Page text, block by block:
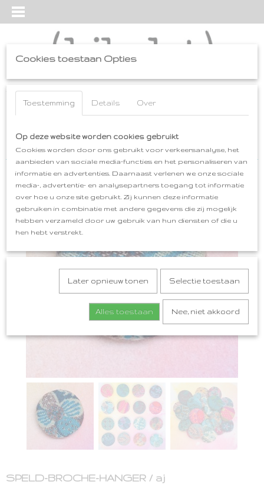
Inloggen Registreren
Home>cadeaus>SPELD-BROCHE-HANGER>
HANGER / aj
SPELD-BROCHE-HANGER / aj
Cookies toestaan Opties
Toestemming Details Over
Op deze website worden cookies gebruikt
Cookies worden door ons gebruikt voor verkeersanalyse, het
aanbieden van sociale media-functies en het personaliseren van
informatie en advertenties. Daarnaast verlenen we onze sociale
media-, advertentie- en analysepartners toegang tot informatie
over hoe u onze site gebruikt. Zij kunnen deze informatie
gebruiken in combinatie met andere gegevens die zij mogelijk
hebben verzameld door uw gebruik van hun diensten of die u
hen hebt verstrekt.
Later opnieuw tonen Selectie toestaan
Alles toestaan Nee, niet akkoord